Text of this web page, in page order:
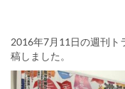
2016年7月11日の週刊ト
稿しました。